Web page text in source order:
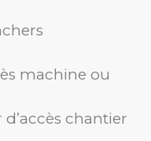
machine ou
d’accès chantier